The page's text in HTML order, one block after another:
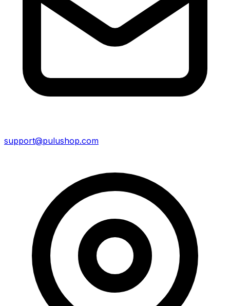
support@pulushop.com